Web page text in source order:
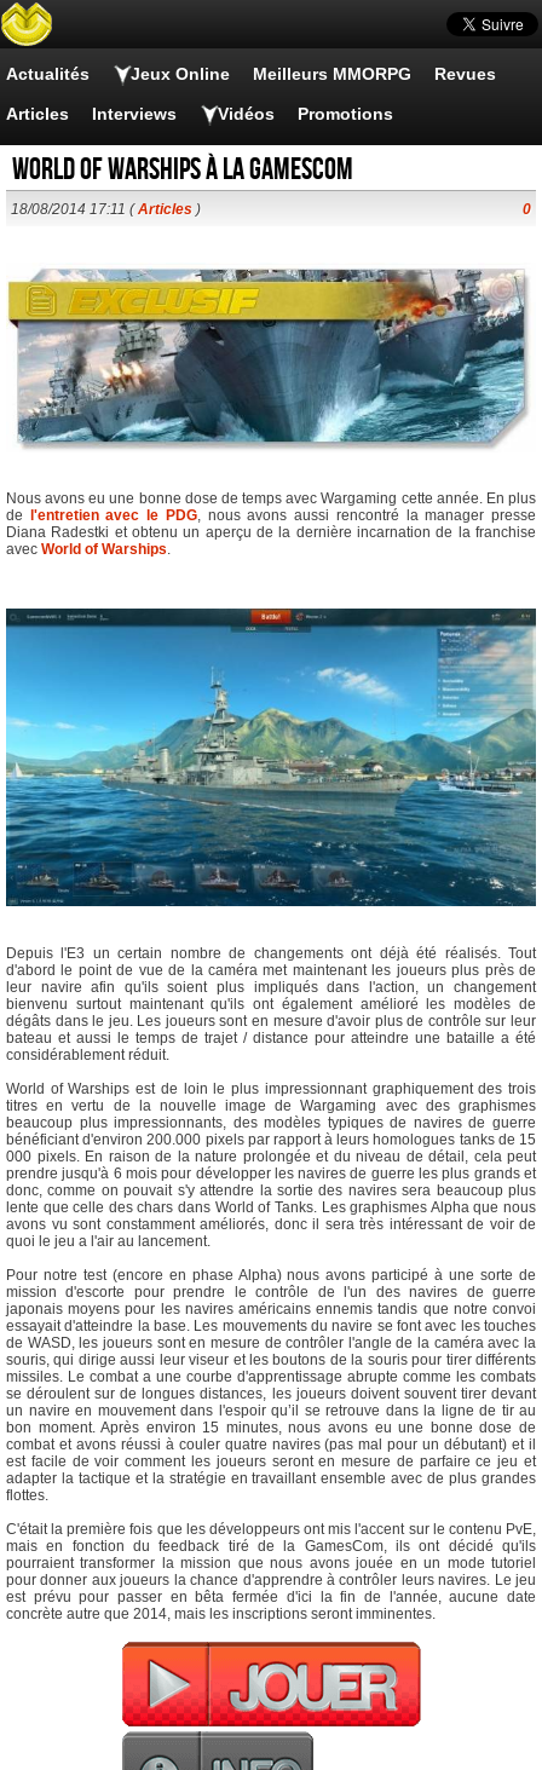
Actualités Jeux Online Meilleurs MMORPG Revues
Articles Interviews Vidéos Promotions
World of Warships à la Gamescom
18/08/2014 17:11 (Articles ) 0
Nous avons eu une bonne dose de temps avec Wargaming cette année. En plus
de
l'entretien avec le PDG, nous avons aussi rencontré la manager presse
Diana Radestki et obtenu un aperçu de la dernière incarnation de la franchise
avec World of Warships.
Depuis l'E3 un certain nombre de changements ont déjà été réalisés. Tout
d'abord le point de vue de la caméra met maintenant les joueurs plus près de
leur navire afin qu'ils soient plus impliqués dans l'action, un changement
bienvenu surtout maintenant qu'ils ont également amélioré les modèles de
dégâts dans le jeu. Les joueurs sont en mesure d'avoir plus de contrôle sur leur
bateau et aussi le temps de trajet / distance pour atteindre une bataille a été
considérablement réduit.
World of Warships est de loin le plus impressionnant graphiquement des trois
titres en vertu de la nouvelle image de Wargaming avec des graphismes
beaucoup plus impressionnants, des modèles typiques de navires de guerre
bénéficiant d'environ 200.000 pixels par rapport à leurs homologues tanks de 15
000 pixels. En raison de la nature prolongée et du niveau de détail, cela peut
prendre jusqu'à 6 mois pour développer les navires de guerre les plus grands et
donc, comme on pouvait s'y attendre la sortie des navires sera beaucoup plus
lente que celle des chars dans World of Tanks. Les graphismes Alpha que nous
avons vu sont constamment améliorés, donc il sera très intéressant de voir de
quoi le jeu a l'air au lancement.
Pour notre test (encore en phase Alpha) nous avons participé à une sorte de
mission d'escorte pour prendre le contrôle de l'un des navires de guerre
japonais moyens pour les navires américains ennemis tandis que notre convoi
essayait d'atteindre la base. Les mouvements du navire se font avec les touches
de WASD, les joueurs sont en mesure de contrôler l'angle de la caméra avec la
souris, qui dirige aussi leur viseur et les boutons de la souris pour tirer différents
missiles. Le combat a une courbe d'apprentissage abrupte comme les combats
se déroulent sur de longues distances, les joueurs doivent souvent tirer devant
un navire en mouvement dans l'espoir qu’il se retrouve dans la ligne de tir au
bon moment. Après environ 15 minutes, nous avons eu une bonne dose de
combat et avons réussi à couler quatre navires (pas mal pour un débutant) et il
est facile de voir comment les joueurs seront en mesure de parfaire ce jeu et
adapter la tactique et la stratégie en travaillant ensemble avec de plus grandes
flottes.
C'était la première fois que les développeurs ont mis l'accent sur le contenu PvE,
mais en fonction du feedback tiré de la GamesCom, ils ont décidé qu'ils
pourraient transformer la mission que nous avons jouée en un mode tutoriel
pour donner aux joueurs la chance d'apprendre à contrôler leurs navires. Le jeu
est prévu pour passer en bêta fermée d'ici la fin de l'année, aucune date
concrète autre que 2014, mais les inscriptions seront imminentes.